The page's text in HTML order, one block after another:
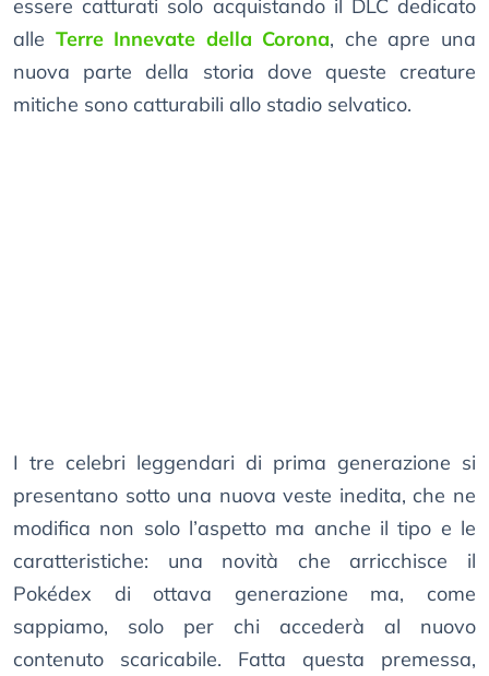
essere catturati solo acquistando il DLC dedicato
alle Terre Innevate della Corona, che apre una
nuova parte della storia dove queste creature
mitiche sono catturabili allo stadio selvatico.
I tre celebri leggendari di prima generazione si
presentano sotto una nuova veste inedita, che ne
modifica non solo l’aspetto ma anche il tipo e le
caratteristiche: una novità che arricchisce il
Pokédex di ottava generazione ma, come
sappiamo, solo per chi accederà al nuovo
contenuto scaricabile. Fatta questa premessa,